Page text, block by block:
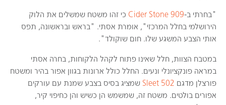
"בחרתי ב-909 Cider Stone
כי זהו משטח שמשלים את הלוק
הירושלמי בחלל המרכזי", אומרת אסתי. "בראש ובראשונה, תפס
אותי הצבע המשגע שלו. חום שוקולד".
במטבח הצוות, חלל שאינו פתוח לקהל הלקוחות, בחרה אסתי
במראה פונקציונלי ונעים. החלל כולל ארונות בגוון אפור בהיר ומשטח
פורצלן מדגם 502 Sleet
שמציג בסיס בצבע שמנת עם עורקים
אפורים בולטים. משטח זה, שמשמש הן כשיש והן כחיפוי קיר,